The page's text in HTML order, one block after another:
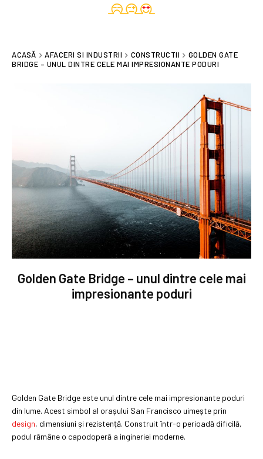
ACASĂ AFACERI SI INDUSTRII CONSTRUCTII
GOLDEN GATE
BRIDGE – UNUL DINTRE CELE MAI IMPRESIONANTE PODURI
Golden Gate Bridge – unul dintre cele mai
impresionante poduri
Golden Gate Bridge este unul dintre cele mai impresionante poduri
din lume. Acest simbol al orașului San Francisco uimește prin
design, dimensiuni și rezistență. Construit într-o perioadă dificilă,
podul rămâne o capodoperă a ingineriei moderne.